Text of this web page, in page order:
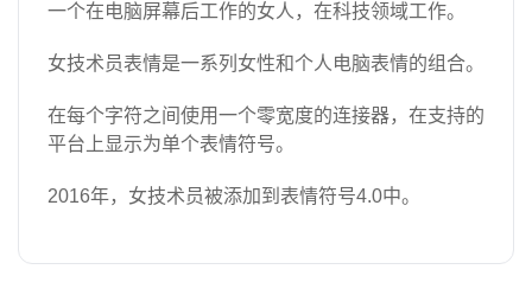
一个在电脑屏幕后工作的女人，在科技领域工作。
女技术员表情是一系列女性和个人电脑表情的组合。
在每个字符之间使用一个零宽度的连接器，在支持的
平台上显示为单个表情符号。
2016年，女技术员被添加到表情符号4.0中。